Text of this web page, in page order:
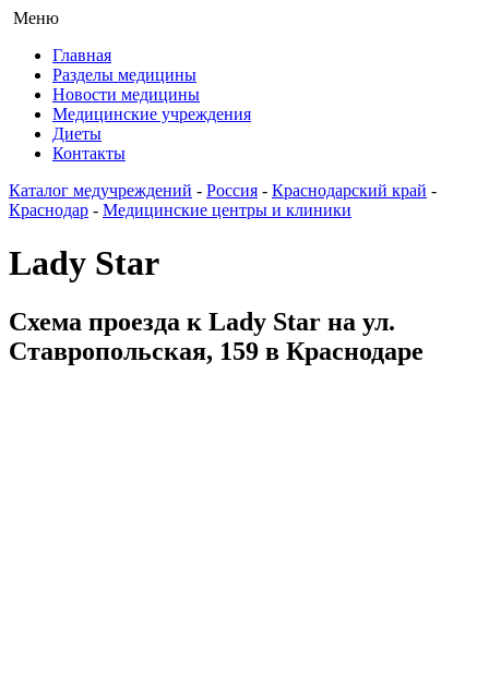
Меню
Главная
Разделы медицины
Новости медицины
Медицинские учреждения
Диеты
Контакты
Каталог медучреждений - Россия - Краснодарский край -
Краснодар - Медицинские центры и клиники
Lady Star
Схема проезда к Lady Star на ул.
Ставропольская, 159 в Краснодаре